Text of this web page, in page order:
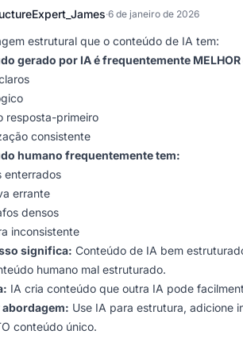
·6 de janeiro de 2026
estrutural que o conteúdo de IA tem:
gerado por IA é frequentemente
resposta-primeiro
consistente
humano frequentemente tem:
enterrados
errante
densos
inconsistente
significa: Conteúdo de IA bem
humano mal estruturado.
IA cria conteúdo que outra IA pode
Use IA para estrutura, adicione
conteúdo único.